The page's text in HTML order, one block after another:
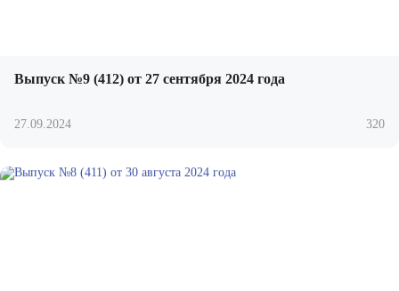
Выпуск №9 (412) от 27 сентября 2024 года
27.09.2024 320